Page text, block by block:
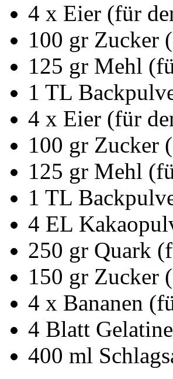
4 x Eier (für
100 gr Zucker
125 gr Mehl
1 TL
4 x Eier (für
100 gr Zucker
125 gr Mehl
1 TL
4 EL
250 gr Quark
150 gr Zucker
4 x Bananen
4 Blatt
400 ml